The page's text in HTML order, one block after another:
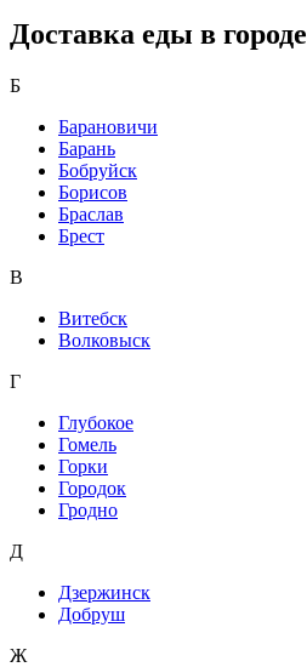
Доставка еды в городе
Б
Барановичи
Барань
Бобруйск
Борисов
Браслав
Брест
В
Витебск
Волковыск
Г
Глубокое
Гомель
Горки
Городок
Гродно
Д
Дзержинск
Добруш
Ж